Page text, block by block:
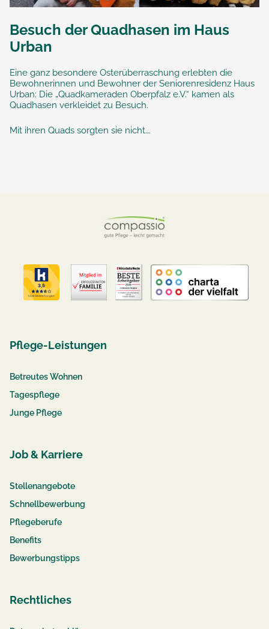
Besuch der Quadhasen im Haus
Urban
Eine ganz besondere Osterüberraschung erlebten die
Bewohnerinnen und Bewohner der Seniorenresidenz Haus
Urban: Die „Quadkameraden Oberpfalz e.V.“ kamen als
Quadhasen verkleidet zu Besuch.
Mit ihren Quads sorgten sie nicht...
Pflege-Leistungen
Betreutes Wohnen
Tagespflege
Junge Pflege
Job & Karriere
Stellenangebote
Schnellbewerbung
Pflegeberufe
Benefits
Bewerbungstipps
Rechtliches